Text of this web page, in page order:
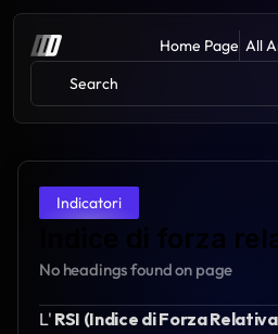
Home Page All
Search
Indicatori
Indice di forza
No headings found on page
L' RSI (Indice di Forza